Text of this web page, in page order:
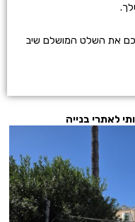
את השלט המושלם שיב
לאתרי בנייה